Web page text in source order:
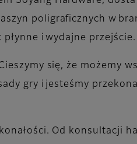
poligraficznych w
i wydajne przejście.
się, że możemy
gry i jesteśmy
Od konsultacji